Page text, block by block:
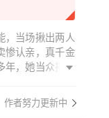
，当场揪出两人
惨认亲，真千金
年，她当众揭穿
她门槛跟她追
头的也是他，
作者努力更新中